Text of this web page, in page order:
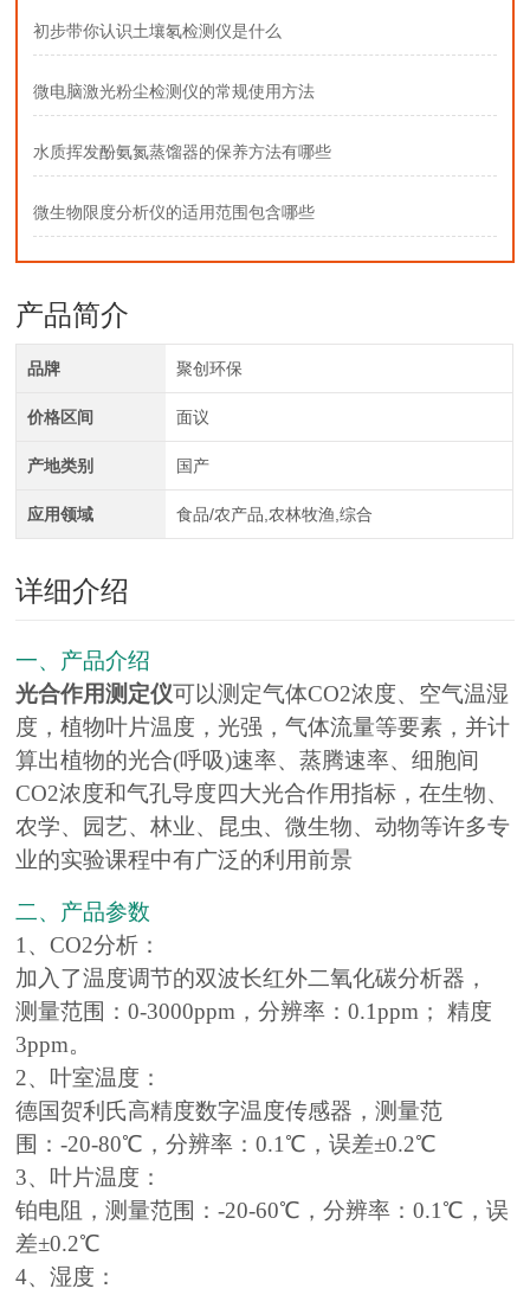
初步带你认识土壤氡检测仪是什么
微电脑激光粉尘检测仪的常规使用方法
水质挥发酚氨氮蒸馏器的保养方法有哪些
微生物限度分析仪的适用范围包含哪些
产品简介
品牌 聚创环保
价格区间 面议
产地类别 国产
应用领域 食品/农产品,农林牧渔,综合
详细介绍
一、产品介绍
光合作用测定仪可以测定气体CO2浓度、空气温湿
度，植物叶片温度，光强，气体流量等要素，并计
算出植物的光合(呼吸)速率、蒸腾速率、细胞间
CO2浓度和气孔导度四大光合作用指标，在生物、
农学、园艺、林业、昆虫、微生物、动物等许多专
业的实验课程中有广泛的利用前景
二、产品参数
1、CO2分析：
加入了温度调节的双波长红外二氧化碳分析器，
测量范围：0-3000ppm，分辨率：0.1ppm； 精度
3ppm。
2、叶室温度：
德国贺利氏高精度数字温度传感器，测量范
围：-20-80℃，分辨率：0.1℃，误差±0.2℃
3、叶片温度：
铂电阻，测量范围：-20-60℃，分辨率：0.1℃，误
差±0.2℃
4、湿度：